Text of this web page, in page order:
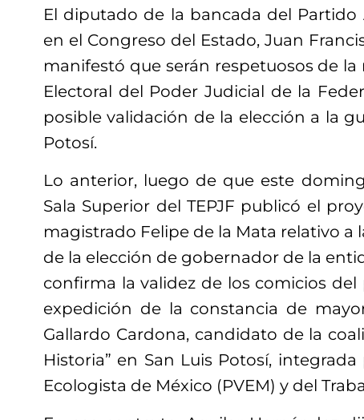
El diputado de la bancada del Partido
en el Congreso del Estado, Juan
manifestó que serán respetuosos de
Electoral del Poder Judicial de la
posible validación de la elección a la
Potosí.
Lo anterior, luego de que este
Sala Superior del TEPJF publicó el
magistrado Felipe de la Mata relativo a
de la elección de gobernador de la
confirma la validez de los comicios del
expedición de la constancia de
Gallardo Cardona, candidato de la
Historia” en San Luis Potosí,
Ecologista de México (PVEM) y del